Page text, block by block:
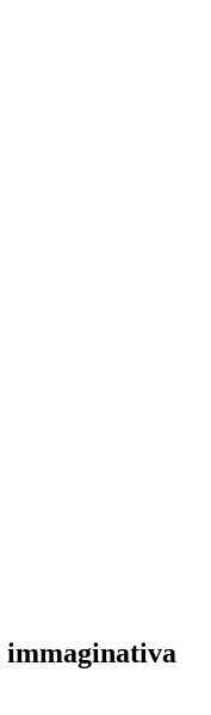
immaginativa